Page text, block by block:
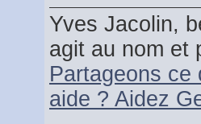
Yves Jacolin,
agit au nom et
Partageons ce
aide ? Aidez